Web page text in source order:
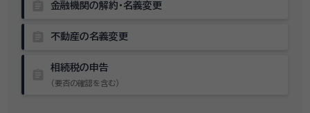
金融機関の解約・名義変更
不動産の名義変更
相続税の申告
（要否の確認を含む）